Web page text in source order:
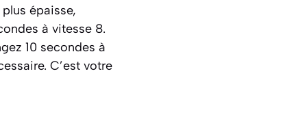
épaisse,
à vitesse 8.
10 secondes à
C’est votre